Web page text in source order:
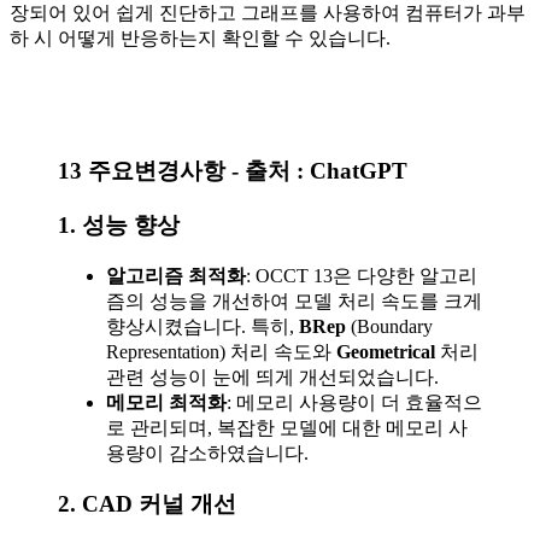
장되어 있어 쉽게 진단하고 그래프를 사용하여 컴퓨터가 과부
하 시 어떻게 반응하는지 확인할 수 있습니다.
13 주요변경사항 - 출처 : ChatGPT
1. 성능 향상
알고리즘 최적화: OCCT 13은 다양한 알고리
즘의 성능을 개선하여 모델 처리 속도를 크게
향상시켰습니다. 특히, BRep (Boundary
Representation) 처리 속도와 Geometrical 처리
관련 성능이 눈에 띄게 개선되었습니다.
메모리 최적화: 메모리 사용량이 더 효율적으
로 관리되며, 복잡한 모델에 대한 메모리 사
용량이 감소하였습니다.
2. CAD 커널 개선